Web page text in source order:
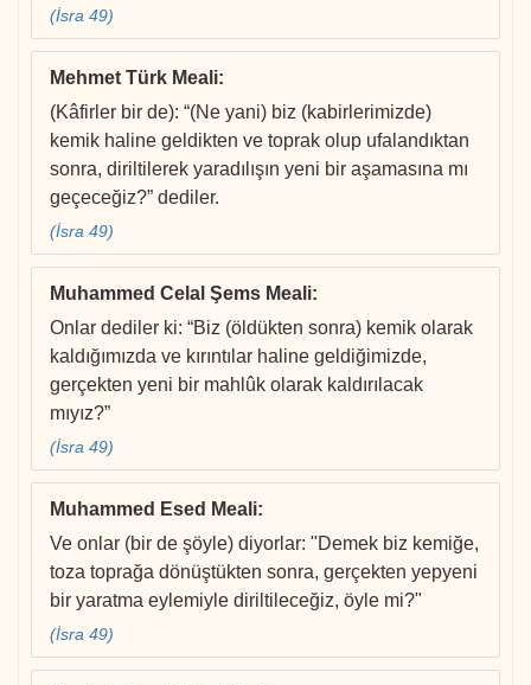
(İsra 49)
Mehmet Türk Meali:
(Kâfirler bir de): “(Ne yani) biz (kabirlerimizde)
kemik haline geldikten ve toprak olup ufalandıktan
sonra, diriltilerek yaradılışın yeni bir aşamasına mı
geçeceğiz?” dediler.
(İsra 49)
Muhammed Celal Şems Meali:
Onlar dediler ki: “Biz (öldükten sonra) kemik olarak
kaldığımızda ve kırıntılar haline geldiğimizde,
gerçekten yeni bir mahlûk olarak kaldırılacak
mıyız?”
(İsra 49)
Muhammed Esed Meali:
Ve onlar (bir de şöyle) diyorlar: "Demek biz kemiğe,
toza toprağa dönüştükten sonra, gerçekten yepyeni
bir yaratma eylemiyle diriltileceğiz, öyle mi?"
(İsra 49)